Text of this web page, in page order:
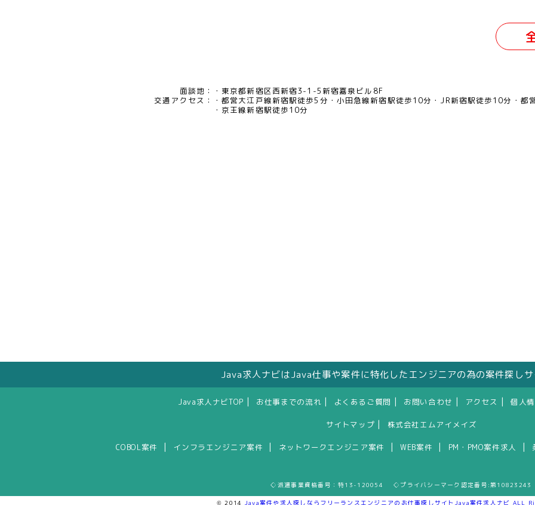
面談地：
東京都新宿区西新宿3-1-5新宿嘉泉ビル8F
交通アクセス：
都営大江戸線新宿駅徒歩5分 小田急線新宿駅徒歩10分 JR新宿駅徒歩10分
都
京王線新宿駅徒歩10分
Java求人ナビはJava仕事や案件に特化したエンジニアの為の案件探し
Java求人ナビTOP お仕事までの流れ よくあるご質問 お問い合わせ アクセス 個人
サイトマップ 株式会社エムアイメイズ
COBOL案件 インフラエンジニア案件 ネットワークエンジニア案件 WEB案件 PM・PMO案件求人
◇派遣事業資格番号：特13-120054 ◇プライバシーマーク認定番号:第10823243
© 2014 Java案件や求人探しならフリーランスエンジニアのお仕事探しサイトJava案件求人ナビ ALL